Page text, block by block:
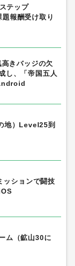
テップ
報酬受け取り
きバッジの欠
し、「帝国五人
地）Level25到
ションで闘技
ム（鉱山30に